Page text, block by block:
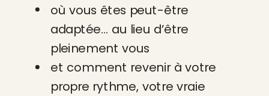
où vous êtes peut-être
adaptée… au lieu d’être
pleinement vous
et comment revenir à votre
propre rythme, votre vraie